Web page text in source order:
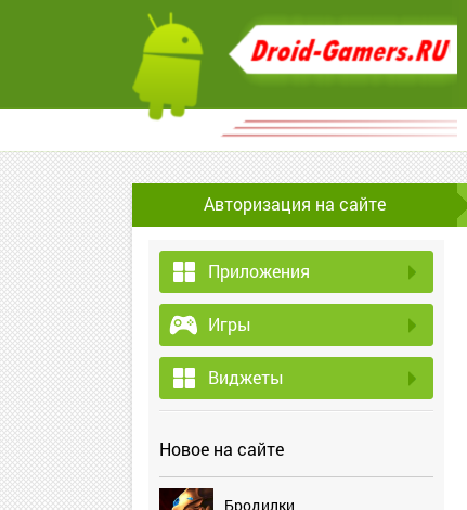
Авторизация на сайте
Приложения
Игры
Виджеты
Новое на сайте
Бродилки